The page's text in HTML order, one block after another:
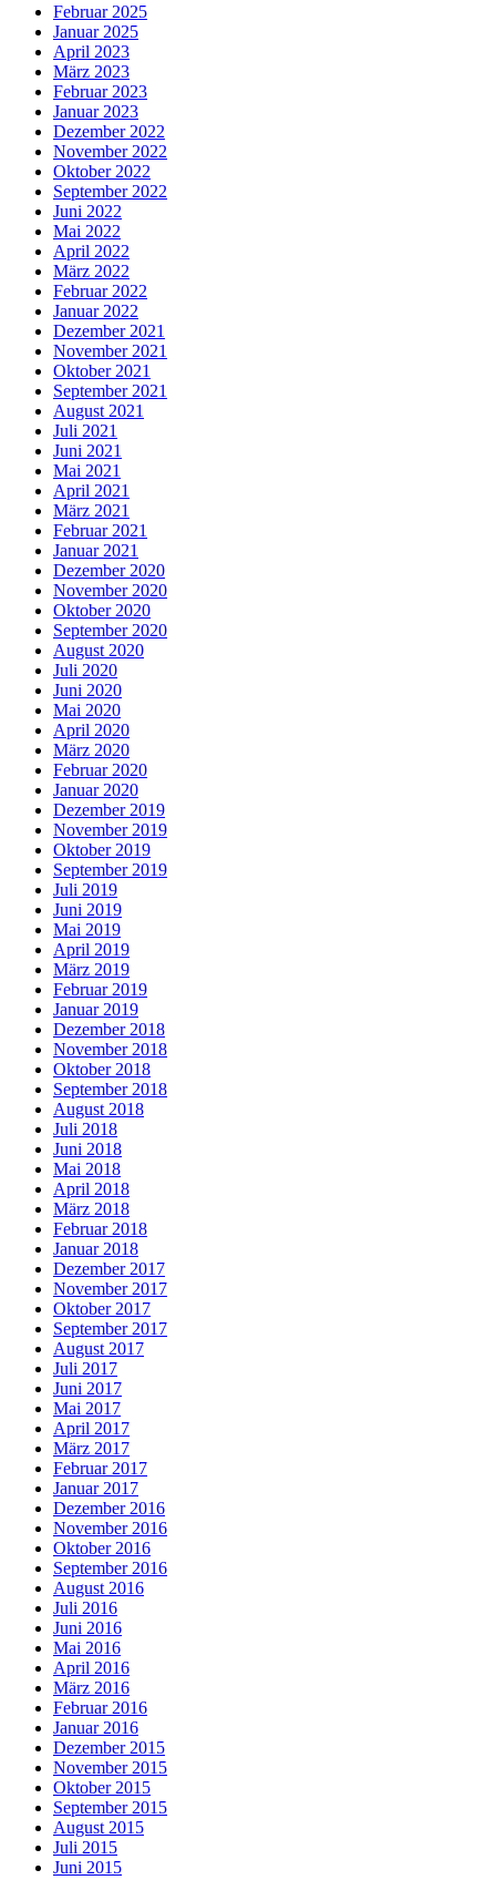
Februar 2025
Januar 2025
April 2023
März 2023
Februar 2023
Januar 2023
Dezember 2022
November 2022
Oktober 2022
September 2022
Juni 2022
Mai 2022
April 2022
März 2022
Februar 2022
Januar 2022
Dezember 2021
November 2021
Oktober 2021
September 2021
August 2021
Juli 2021
Juni 2021
Mai 2021
April 2021
März 2021
Februar 2021
Januar 2021
Dezember 2020
November 2020
Oktober 2020
September 2020
August 2020
Juli 2020
Juni 2020
Mai 2020
April 2020
März 2020
Februar 2020
Januar 2020
Dezember 2019
November 2019
Oktober 2019
September 2019
Juli 2019
Juni 2019
Mai 2019
April 2019
März 2019
Februar 2019
Januar 2019
Dezember 2018
November 2018
Oktober 2018
September 2018
August 2018
Juli 2018
Juni 2018
Mai 2018
April 2018
März 2018
Februar 2018
Januar 2018
Dezember 2017
November 2017
Oktober 2017
September 2017
August 2017
Juli 2017
Juni 2017
Mai 2017
April 2017
März 2017
Februar 2017
Januar 2017
Dezember 2016
November 2016
Oktober 2016
September 2016
August 2016
Juli 2016
Juni 2016
Mai 2016
April 2016
März 2016
Februar 2016
Januar 2016
Dezember 2015
November 2015
Oktober 2015
September 2015
August 2015
Juli 2015
Juni 2015